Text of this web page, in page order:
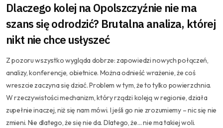
Dlaczego kolej na Opolszczyźnie nie ma
szans się odrodzić? Brutalna analiza, której
nikt nie chce usłyszeć
Z pozoru wszystko wygląda dobrze: zapowiedzi nowych połączeń,
analizy, konferencje, obietnice. Można odnieść wrażenie, że coś
wreszcie zaczyna się dziać. Problem w tym, że to tylko powierzchnia.
W rzeczywistości mechanizm, który rządzi koleją w regionie, działa
zupełnie inaczej, niż się nam mówi. I jeśli go nie zrozumiemy – nic się nie
zmieni. Nie dlatego, że się nie da. Dlatego, że… nie ma takiej woli.